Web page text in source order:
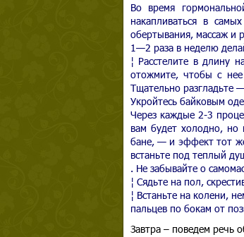
Во время
накапливаться в
обертывания, массаж и
1—2 раза в неделю
¦ Расстелите в длину
отожмите, чтобы с
Тщательно разгладьте
Укройтесь байковым
Через каждые 2-3
вам будет холодно, но
бане, — и эффект тот
встаньте под теплый
. Не забывайте о
¦ Сядьте на пол,
¦ Встаньте на колени,
пальцев по бокам от
Завтра – поведем речь